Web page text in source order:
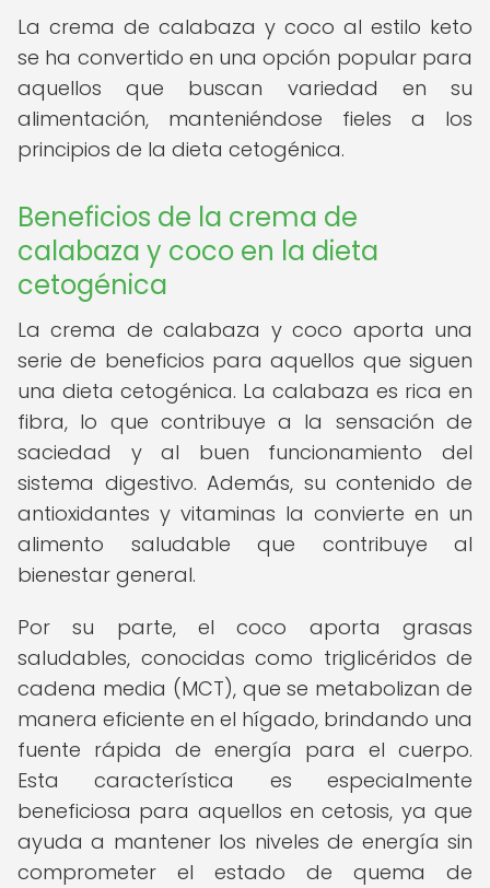
La crema de calabaza y coco al estilo keto
se ha convertido en una opción popular para
aquellos que buscan variedad en su
alimentación, manteniéndose fieles a los
principios de la dieta cetogénica.
Beneficios de la crema de
calabaza y coco en la dieta
cetogénica
La crema de calabaza y coco aporta una
serie de beneficios para aquellos que siguen
una dieta cetogénica. La calabaza es rica en
fibra, lo que contribuye a la sensación de
saciedad y al buen funcionamiento del
sistema digestivo. Además, su contenido de
antioxidantes y vitaminas la convierte en un
alimento saludable que contribuye al
bienestar general.
Por su parte, el coco aporta grasas
saludables, conocidas como triglicéridos de
cadena media (MCT), que se metabolizan de
manera eficiente en el hígado, brindando una
fuente rápida de energía para el cuerpo.
Esta característica es especialmente
beneficiosa para aquellos en cetosis, ya que
ayuda a mantener los niveles de energía sin
comprometer el estado de quema de